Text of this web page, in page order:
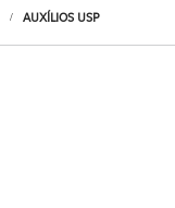
AUXÍLIOS USP